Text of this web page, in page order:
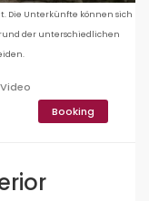
Die Unterkünfte können sich
der unterschiedlichen
Video
Booking